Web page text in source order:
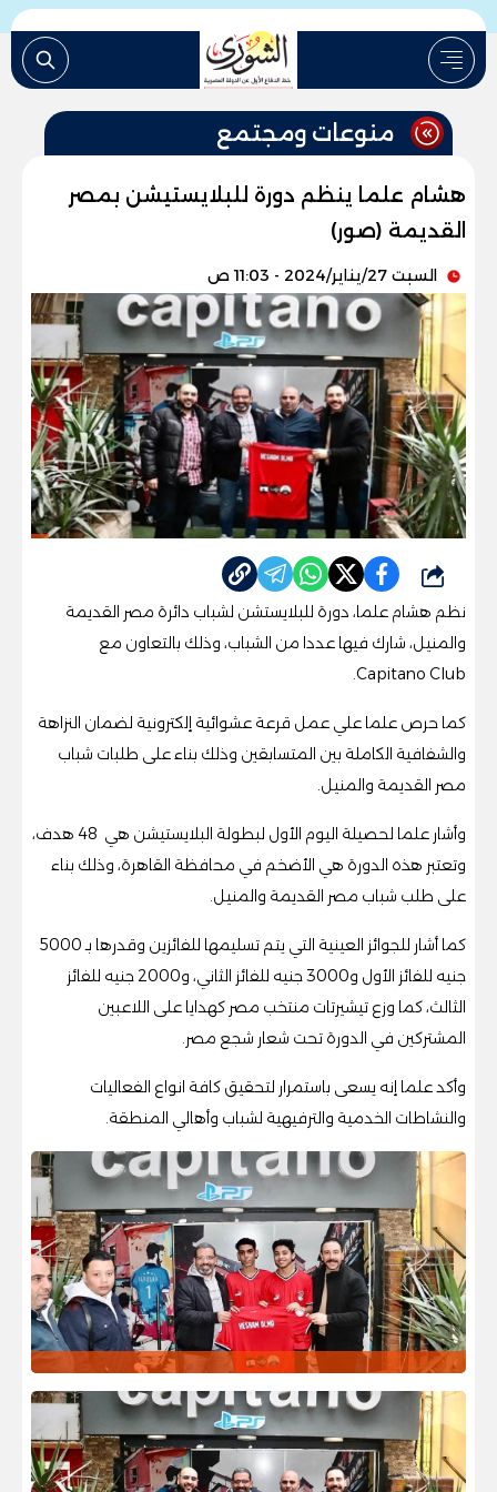
منوعات ومجتمع
هشام علما ينظم دورة للبلايستيشن بمصر
القديمة (صور)
السبت 27/يناير/2024 - 11:03 ص
شارك
نظم هشام علما، دورة للبلايستشن لشباب دائرة مصر القديمة
والمنيل، شارك فيها عددا من الشباب، وذلك بالتعاون مع
Capitano Club.
كما حرص علما علي عمل قرعة عشوائية إلكترونية لضمان النزاهة
والشفافية الكاملة بين المتسابقين وذلك بناء على طلبات شباب
مصر القديمة والمنيل.
وأشار علما لحصيلة اليوم الأول لبطولة البلايستيشن هي 48 هدف،
وتعتبر هذه الدورة هي الأضخم في محافظة القاهرة، وذلك بناء
على طلب شباب مصر القديمة والمنيل.
كما أشار للجوائز العينية التي يتم تسليمها للفائزين وقدرها بـ 5000
جنيه للفائز الأول و3000 جنيه للفائز الثاني، و2000 جنيه للفائز
الثالث، كما وزع تيشيرتات منتخب مصر كهدايا على اللاعبين
المشتركين في الدورة تحت شعار شجع مصر.
وأكد علما إنه يسعى باستمرار لتحقيق كافة انواع الفعاليات
والنشاطات الخدمية والترفيهية لشباب وأهالي المنطقة.